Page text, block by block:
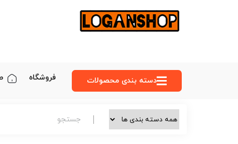
دسته‌ بندی محصولات فروشگاه